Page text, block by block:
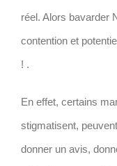
réel. Alors bavarder
contention et
! .
En effet, certains
stigmatisent,
donner un avis,